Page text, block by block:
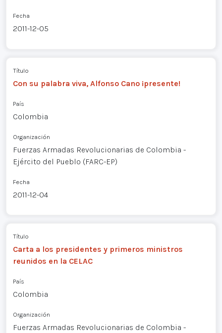
Fecha
2011-12-05
Título
Con su palabra viva, Alfonso Cano ¡presente!
País
Colombia
Organización
Fuerzas Armadas Revolucionarias de Colombia -
Ejército del Pueblo (FARC-EP)
Fecha
2011-12-04
Título
Carta a los presidentes y primeros ministros
reunidos en la CELAC
País
Colombia
Organización
Fuerzas Armadas Revolucionarias de Colombia -